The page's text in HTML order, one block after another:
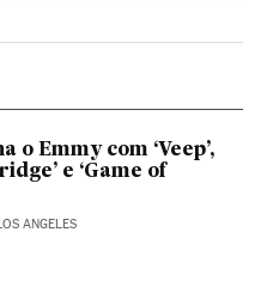
en Facebook
o Emmy com ‘Veep’,
e ‘Game of
ANGELES